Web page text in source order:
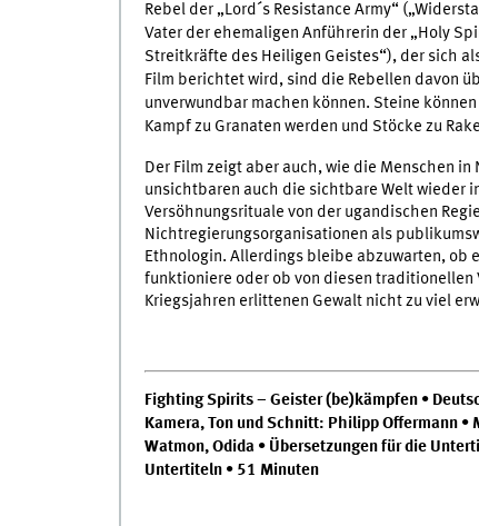
Rebel der „Lord´s Resistance Army“
Vater der ehemaligen Anführerin der „Holy
Streitkräfte des Heiligen Geistes“), der sich
Film berichtet wird, sind die Rebellen davon
unverwundbar machen können. Steine
Kampf zu Granaten werden und Stöcke zu
Der Film zeigt aber auch, wie die Menschen
unsichtbaren auch die sichtbare Welt wieder
Versöhnungsrituale von der ugandischen
Nichtregierungsorganisationen als
Ethnologin. Allerdings bleibe abzuwarten, ob
funktioniere oder ob von diesen
Kriegsjahren erlittenen Gewalt nicht zu viel
Fighting Spirits – Geister (be)kämpfen •
Kamera, Ton und Schnitt: Philipp Offermann
Watmon, Odida • Übersetzungen für die
Untertiteln • 51 Minuten